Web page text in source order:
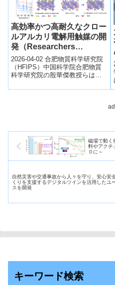
高効率かつ高耐久なクロー
ルアルカリ電解用触媒の開
発（Researchers
Develop Highly Efficient,
Durable Catalyst for
Chlor-Alkali
2026-04-02 合肥物質科学研究院
（HFIPS）中国科学院合肥物質
科学研究院の殷華傑教授らは、
発生反応（CER）向けに、高活
ad
磁場で動く
料やアクチ
０に～
自然災害や交通事故から人々を守り、安心安
くりを支援するデジタルツインを活用したユ
スを開発
キーワード検索